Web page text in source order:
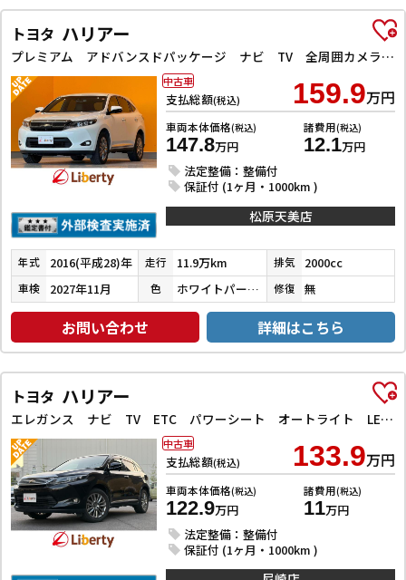
トヨタ ハリアー
プレミアム アドバンスドパッケージ ナビ TV 全周囲カメラ クリアランスソナー オートクルーズコントロール レーンアシスト パワーシート 衝突被害軽減システム オートマチックハイビーム オートライト
支払総額(税込) 159.9万円
車両本体価格(税込)
147.8万円
諸費用(税込)
12.1万円
法定整備：整備付
保証付 (1ヶ月・1000km )
中古車
松原天美店
年式 2016(平成28)年 走行 11.9万km 排気 2000cc
車検 2027年11月 色 ホワイトパールクリスタルシャイン 修復 無
お問い合わせ 詳細はこちら
トヨタ ハリアー
エレガンス ナビ TV ETC パワーシート オートライト LEDヘッドランプ アルミホイール スマートキー アイドリングストップ 電動格納ミラー CVT 盗難防止システム 衝突安全ボディ
支払総額(税込) 133.9万円
車両本体価格(税込)
122.9万円
諸費用(税込)
11万円
法定整備：整備付
保証付 (1ヶ月・1000km )
中古車